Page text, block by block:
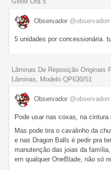
Observador @observadorr
5 unidades por concessionária.
Lâminas De Reposição Originais
Lâminas, Modelo QP630/51
Observador @observadorr
Pode usar nas coxas, na cintura
Mas pode tira o cavalinho da
e nas Dragon Balls é pedir pra
manutenção das joias da
em qualquer OneBlade, não só